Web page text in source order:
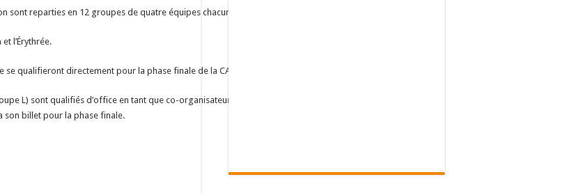
sont reparties en 12 groupes de quatre équipes chacun.
l’Érythrée.
qualifieront directement pour la phase finale de la CAN 2027.
L) sont qualifiés d’office en tant que co-organisateurs de la CAN 2027. Dans les Groupes D, H et L, seule
son billet pour la phase finale.